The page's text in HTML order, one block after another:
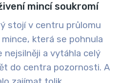
mincí soukromí
stojí v centru průlomu
která se pohnula
nejsilněji a vytáhla celý
do centra pozornosti. A